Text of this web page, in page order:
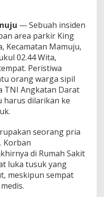
— Sebuah insiden
area parkir King
Kecamatan Mamuju,
02.44 Wita,
Peristiwa
orang warga sipil
TNI Angkatan Darat
harus dilarikan ke
seorang pria
Korban
di Rumah Sakit
luka tusuk yang
meskipun sempat